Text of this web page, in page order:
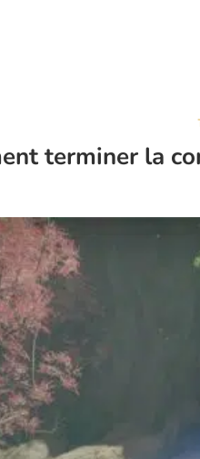
terminer la